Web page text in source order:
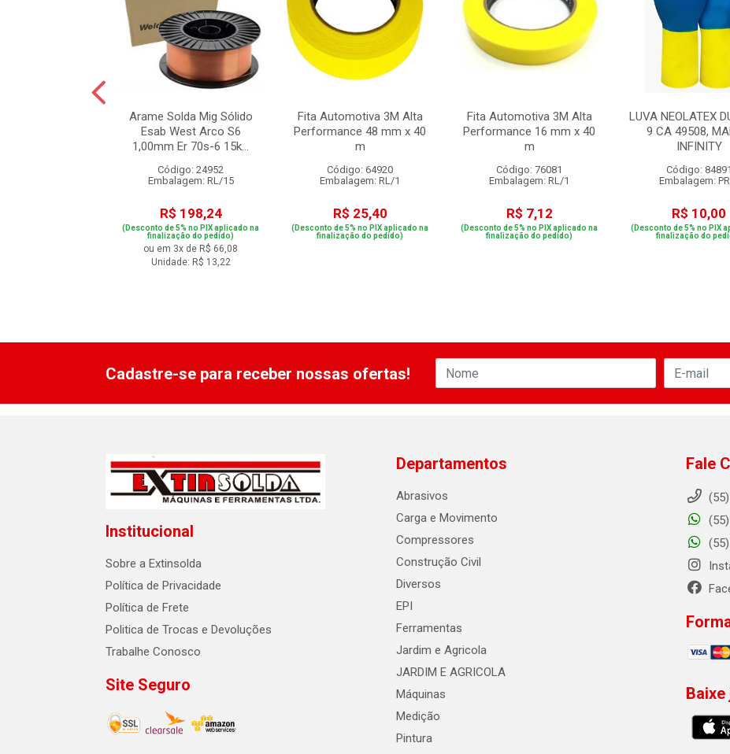
Arame Solda Mig Sólido
Esab West Arco S6
1,00mm Er 70s-6 15k...
Código: 24952
Embalagem: RL/15
R$ 198,24
(Desconto de 5% no PIX aplicado na
finalização do pedido)
ou em 3x de R$ 66,08
Unidade: R$ 13,22
Fita Automotiva 3M Alta
Performance 48 mm x 40
m
Código: 64920
Embalagem: RL/1
R$ 25,40
(Desconto de 5% no PIX aplicado na
finalização do pedido)
Fita Automotiva 3M Alta
Performance 16 mm x 40
m
Código: 76081
Embalagem: RL/1
R$ 7,12
(Desconto de 5% no PIX aplicado na
finalização do pedido)
LUVA NEOLATEX
9 CA 49508,
INFINITY
Código: 84891
Embalagem:
R$ 10,00
(Desconto de 5% no PIX
finalização do
Cadastre-se para receber nossas ofertas!
Institucional
Sobre a Extinsolda
Política de Privacidade
Política de Frete
Politica de Trocas e Devoluções
Trabalhe Conosco
Site Seguro
Departamentos
Abrasivos
Carga e Movimento
Compressores
Construção Civil
Diversos
EPI
Ferramentas
Jardim e Agricola
JARDIM E AGRICOLA
Máquinas
Medição
Pintura
Fale